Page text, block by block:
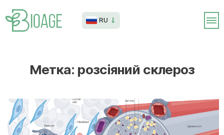
RU
Метка: розсіяний склероз